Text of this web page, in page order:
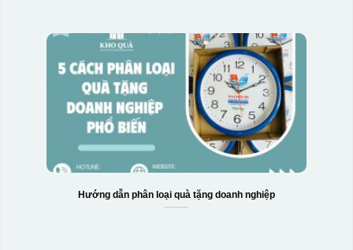
Hộp xi 6 bát cơm
Hướng dẫn phân loại quà tặng doanh nghiệp